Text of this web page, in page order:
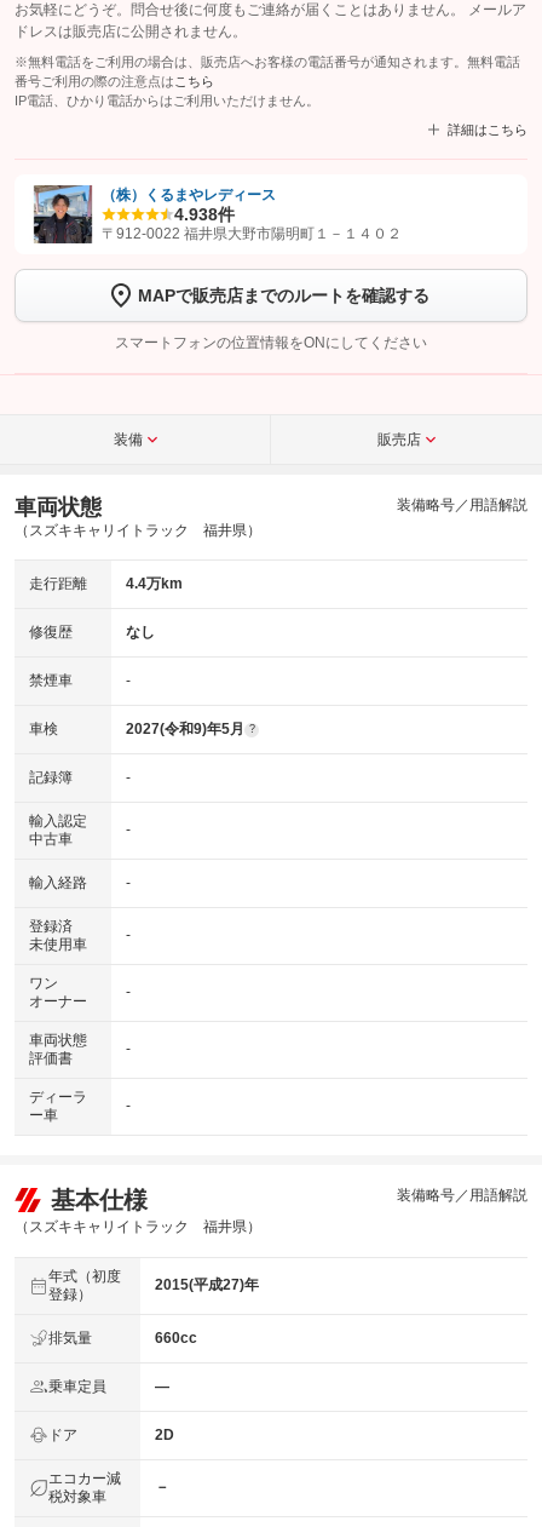
お気軽にどうぞ。問合せ後に何度もご連絡が届くことはありません。 メールア
ドレスは販売店に公開されません。
※無料電話をご利用の場合は、販売店へお客様の電話番号が通知されます。無料電話
番号ご利用の際の注意点は こちら
IP電話、ひかり電話からはご利用いただけません。
詳細はこちら
【STEP1】認証画面でグーネットを友だち追加してから「許可する」ボタンを押
トーク画面で
ボタンをタップして問い合わせを
完了してください。
こちら
（株）くるまやレディース
4.938件
〒912-0022 福井県大野市陽明町１－１４０２
MAPで販売店までのルートを確認する
スマートフォンの位置情報をONにしてください
装備 販売店
車両状態
（スズキキャリイトラック 福井県）
装備略号／用語解説
走行距離 4.4万km
修復歴 なし
禁煙車 -
車検 2027(令和9)年5月 ?
記録簿 -
輸入認定
中古車
-
輸入経路 -
登録済
未使用車
-
ワン
オーナー
-
車両状態
評価書
-
ディーラ
ー車
-
基本仕様
（スズキキャリイトラック 福井県）
装備略号／用語解説
年式（初度
登録）
2015(平成27)年
排気量 660cc
乗車定員 ―
ドア 2D
エコカー減
税対象車
－